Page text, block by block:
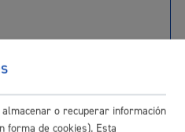
o recuperar información
forma de cookies). Esta